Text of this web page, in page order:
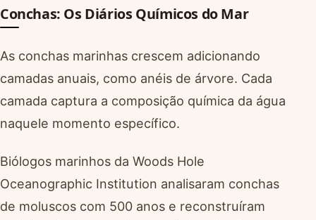
Conchas: Os Diários Químicos do Mar
As conchas marinhas crescem adicionando
camadas anuais, como anéis de árvore. Cada
camada captura a composição química da água
naquele momento específico.
Biólogos marinhos da Woods Hole
Oceanographic Institution analisaram conchas
de moluscos com 500 anos e reconstruíram